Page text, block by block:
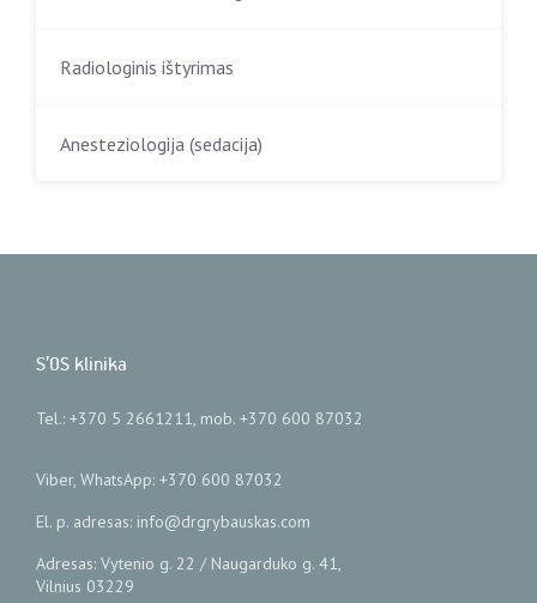
Radiologinis ištyrimas
Anesteziologija (sedacija)
S’OS klinika
Tel.: +370 5 2661211, mob. +370 600 87032
Viber, WhatsApp: +370 600 87032
El. p. adresas: info@drgrybauskas.com
Adresas: Vytenio g. 22 / Naugarduko g. 41,
Vilnius 03229